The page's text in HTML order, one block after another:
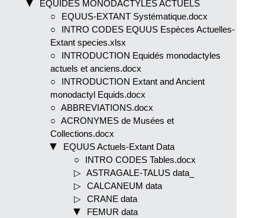
EQUIDES MONODACTYLES ACTUELS
EQUUS-EXTANT Systématique.docx
INTRO CODES EQUUS Espèces Actuelles-
Extant species.xlsx
INTRODUCTION Equidés monodactyles
actuels et anciens.docx
INTRODUCTION Extant and Ancient
monodactyl Equids.docx
ABBREVIATIONS.docx
ACRONYMES de Musées et
Collections.docx
EQUUS Actuels-Extant Data
INTRO CODES Tables.docx
ASTRAGALE-TALUS data_
CALCANEUM data
CRANE data
FEMUR data